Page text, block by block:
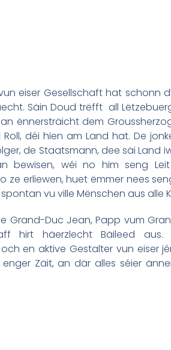
eiser Gesellschaft hat schonn
Säin Doud trëfft all
ënnersträicht dem
déi hien am Land hat. De
de Staatsmann, dee säi Land
bewisen, wéi no him seng
ze erliewen, huet ëmmer nees
vu ville Mënschen aus alle
Grand-Duc Jean, Papp vum
hirt häerzlecht Bäileed aus.
en aktive Gestalter vun eiser
Zäit, an där alles séier